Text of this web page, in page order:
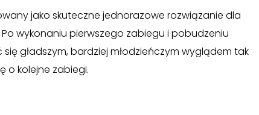
jako skuteczne jednorazowe rozwiązanie dla
wykonaniu pierwszego zabiegu i pobudzeniu
gładszym, bardziej młodzieńczym wyglądem tak
o kolejne zabiegi.